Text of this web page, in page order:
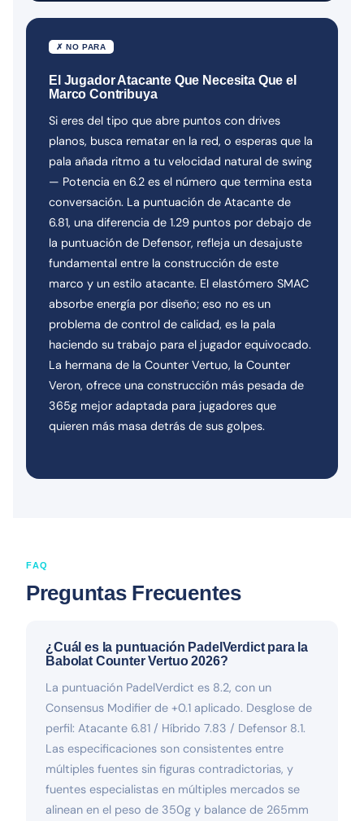
✗ NO PARA
El Jugador Atacante Que Necesita Que el
Marco Contribuya
Si eres del tipo que abre puntos con drives
planos, busca rematar en la red, o esperas que la
pala añada ritmo a tu velocidad natural de swing
— Potencia en 6.2 es el número que termina esta
conversación. La puntuación de Atacante de
6.81, una diferencia de 1.29 puntos por debajo de
la puntuación de Defensor, refleja un desajuste
fundamental entre la construcción de este
marco y un estilo atacante. El elastómero SMAC
absorbe energía por diseño; eso no es un
problema de control de calidad, es la pala
haciendo su trabajo para el jugador equivocado.
La hermana de la Counter Vertuo, la Counter
Veron, ofrece una construcción más pesada de
365g mejor adaptada para jugadores que
quieren más masa detrás de sus golpes.
FAQ
Preguntas Frecuentes
¿Cuál es la puntuación PadelVerdict para la
Babolat Counter Vertuo 2026?
La puntuación PadelVerdict es 8.2, con un
Consensus Modifier de +0.1 aplicado. Desglose de
perfil: Atacante 6.81 / Híbrido 7.83 / Defensor 8.1.
Las especificaciones son consistentes entre
múltiples fuentes sin figuras contradictorias, y
fuentes especialistas en múltiples mercados se
alinean en el peso de 350g y balance de 265mm